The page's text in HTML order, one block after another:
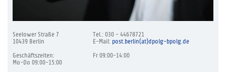
Seelower Straße 7
10439 Berlin
Geschäftszeiten:
Mo-Do 09:00-15:00
Tel.: 030 - 44678721
E-Mail: post.berlin(at)dpolg-bpolg.de
Fr 09:00-14:00